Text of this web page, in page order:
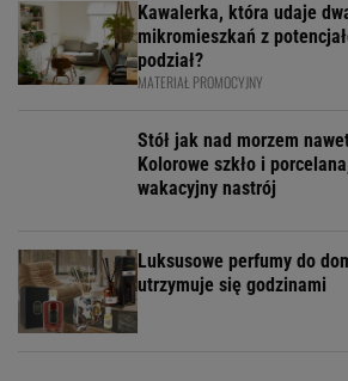
Kawalerka, która udaje
mikromieszkań z
podział?
MATERIAŁ PROMOCYJNY
Stół jak nad morzem
Kolorowe szkło i
wakacyjny nastrój
Luksusowe perfumy do
utrzymuje się godzinami